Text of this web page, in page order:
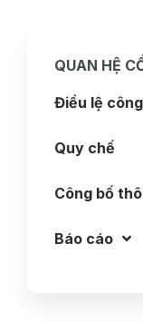
QUAN HỆ
Điều lệ
Quy chế
Công bố
Báo cáo